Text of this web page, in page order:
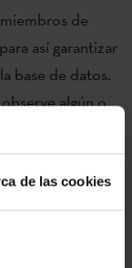
de las cookies
de
así garantizar
base de datos.
algún o
de la
de dichos
Vasca)